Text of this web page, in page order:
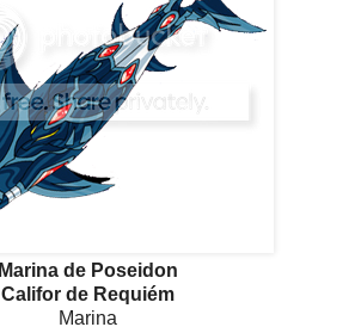
Marina de Poseidon
Califor de Requiém
Marina